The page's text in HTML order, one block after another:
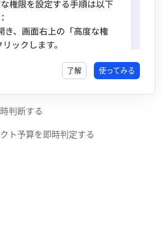
了解 使ってみる
用する​
判断する
ト予算を即時判定する